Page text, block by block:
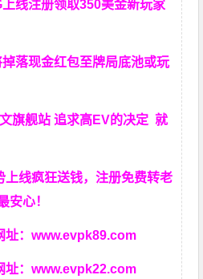
线注册领取350美金新玩家
落现金红包至牌局底池或玩
旗舰站 追求高EV的决定就
上线疯狂送钱，注册免费转老
安心！
址：www.evpk89.com
址：www.evpk22.com